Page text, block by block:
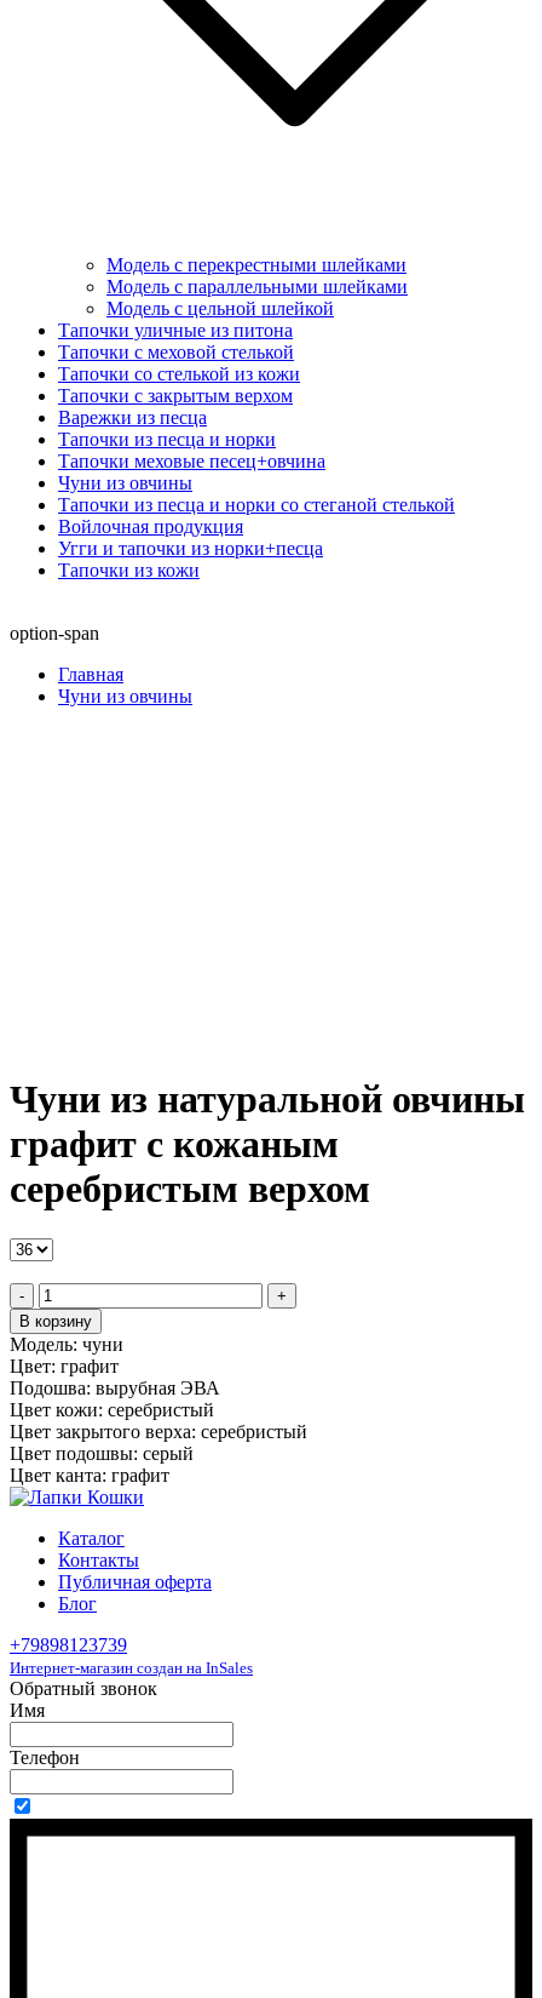
Модель с перекрестными шлейками
Модель с параллельными шлейками
Модель с цельной шлейкой
Тапочки уличные из питона
Тапочки с меховой стелькой
Тапочки со стелькой из кожи
Тапочки с закрытым верхом
Варежки из песца
Тапочки из песца и норки
Тапочки меховые песец+овчина
Чуни из овчины
Тапочки из песца и норки со стеганой стелькой
Войлочная продукция
Угги и тапочки из норки+песца
Тапочки из кожи
option-span
Главная
Чуни из овчины
Чуни из натуральной овчины
графит с кожаным
серебристым верхом
-
+
В корзину
Модель: чуни
Цвет: графит
Подошва: вырубная ЭВА
Цвет кожи: серебристый
Цвет закрытого верха: серебристый
Цвет подошвы: серый
Цвет канта: графит
Каталог
Контакты
Публичная оферта
Блог
+79898123739
Интернет-магазин создан на InSales
Обратный звонок
Имя
Телефон